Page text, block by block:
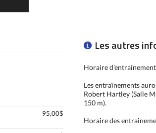
95,00$
Les autres
Horaire
Les entraînements
Robert Hartley (Salle
150 m).
Horaire des